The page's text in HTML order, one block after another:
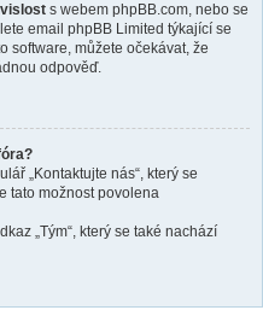
s webem phpBB.com, nebo se
email phpBB Limited týkající se
software, můžete očekávat, že
odpověď.
„Kontaktujte nás“, který se
tato možnost povolena
„Tým“, který se také nachází